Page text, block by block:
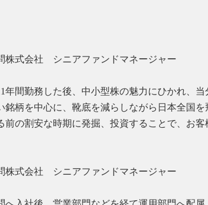
株式会社 シニアファンドマネージャー
年間勤務した後、中小型株の魅力にひかれ、
銘柄を中心に、靴底を減らしながら日本全国
前の割安な時期に発掘、投資することで、お
株式会社 シニアファンドマネージャー